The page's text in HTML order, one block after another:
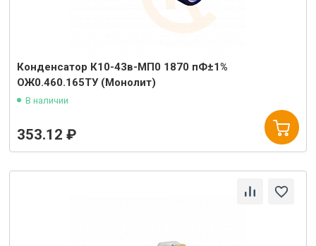
Конденсатор К10-43в-МП0 1870 пФ±1%
ОЖ0.460.165ТУ (Монолит)
В наличии
353.12 ₽